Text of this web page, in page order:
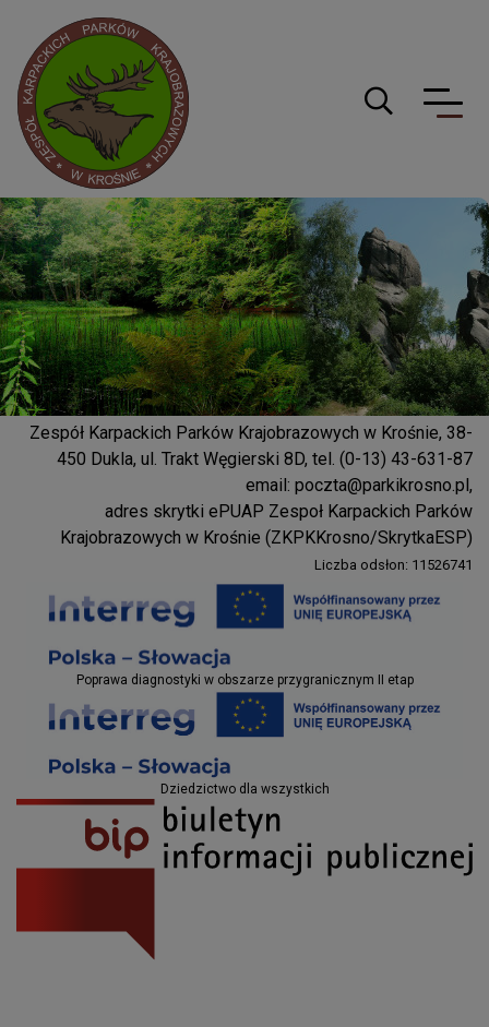
Projekty EU
Poprawa diagnostyki w obszarze przygranicznym II etap
Projekty EU
Dziedzictwo dla wszystkich
Zespół Karpackich Parków Krajobrazowych w Krośnie, 38-
450 Dukla, ul. Trakt Węgierski 8D, tel. (0-13) 43-631-87
email: poczta@parkikrosno.pl,
adres skrytki ePUAP Zespoł Karpackich Parków
Krajobrazowych w Krośnie (ZKPKKrosno/SkrytkaESP)
Liczba odsłon: 11526741
Parki Krosno
Logo serwisu